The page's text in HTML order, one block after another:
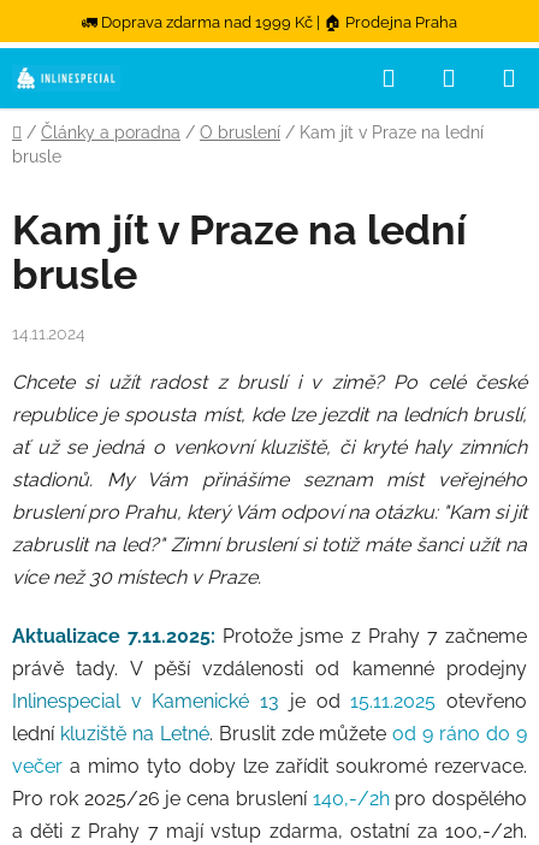
🚛 Doprava zdarma nad 1999 Kč | 🏠 Prodejna Praha
Hledat
Domů
/ Články a poradna / O bruslení / Kam jít v Praze na lední
brusle
Kam jít v Praze na lední
brusle
14.11.2024
Chcete si užít radost z bruslí i v zimě? Po celé české
republice je spousta míst, kde lze jezdit na ledních bruslí,
ať už se jedná o venkovní kluziště, či kryté haly zimních
stadionů. My Vám přinášíme seznam míst veřejného
bruslení pro Prahu, který Vám odpoví na otázku: "Kam si jít
zabruslit na led?" Zimní bruslení si totiž máte šanci užít na
více než 30 místech v Praze.
Aktualizace 7.11.2025: Protože jsme z Prahy 7 začneme
právě tady. V pěší vzdálenosti od kamenné prodejny
Inlinespecial v Kamenické 13 je od15.11.2025otevřeno
lední kluziště na Letné. Bruslit zde můžeteod 9 ráno do 9
večer a mimo tyto doby lze zařídit soukromé rezervace.
Pro rok 2025/26 je cena bruslení 140,-/2hpro dospělého
a děti z Prahy 7 mají vstup zdarma, ostatní za 100,-/2h.